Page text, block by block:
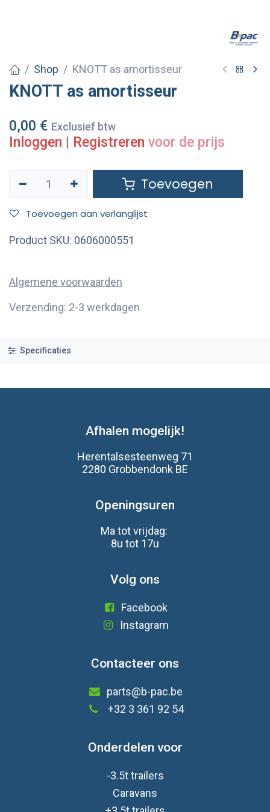
Shop KNOTT as amortisseur
KNOTT as amortisseur
0,00 € Exclusief btw
Inloggen Registreren voor de prijs
Toevoegen
Toevoegen aan verlanglijst
Product SKU: 0606000551
Algemene voorwaarden
Verzending: 2-3 werkdagen
Specificaties
Afhalen mogelijk!
Herentalsesteenweg 71
2280 Grobbendonk BE
Openingsuren
Ma tot vrijdag:
8u tot 17u
Volg ons
Facebook
Instagram
Contacteer ons
parts@b-pac.be
+32 3 361 92 54
Onderdelen voor
-3.5t trailers
Caravans